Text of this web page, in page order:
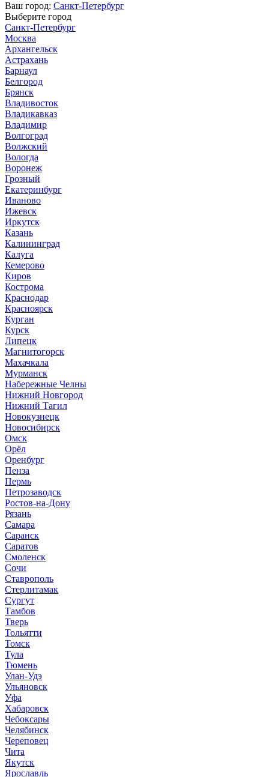
Ваш город: Санкт-Петербург
Выберите город
Санкт-Петербург
Москва
Архангельск
Астрахань
Барнаул
Белгород
Брянск
Владивосток
Владикавказ
Владимир
Волгоград
Волжский
Вологда
Воронеж
Грозный
Екатеринбург
Иваново
Ижевск
Иркутск
Казань
Калининград
Калуга
Кемерово
Киров
Кострома
Краснодар
Красноярск
Курган
Курск
Липецк
Магнитогорск
Махачкала
Мурманск
Набережные Челны
Нижний Новгород
Нижний Тагил
Новокузнецк
Новосибирск
Омск
Орёл
Оренбург
Пенза
Пермь
Петрозаводск
Ростов-на-Дону
Рязань
Самара
Саранск
Саратов
Смоленск
Сочи
Ставрополь
Стерлитамак
Сургут
Тамбов
Тверь
Тольятти
Томск
Тула
Тюмень
Улан-Удэ
Ульяновск
Уфа
Хабаровск
Чебоксары
Челябинск
Череповец
Чита
Якутск
Ярославль